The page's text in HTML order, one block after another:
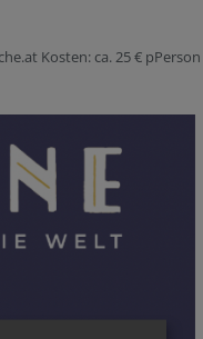
Kosten: ca. 25 € pPerson